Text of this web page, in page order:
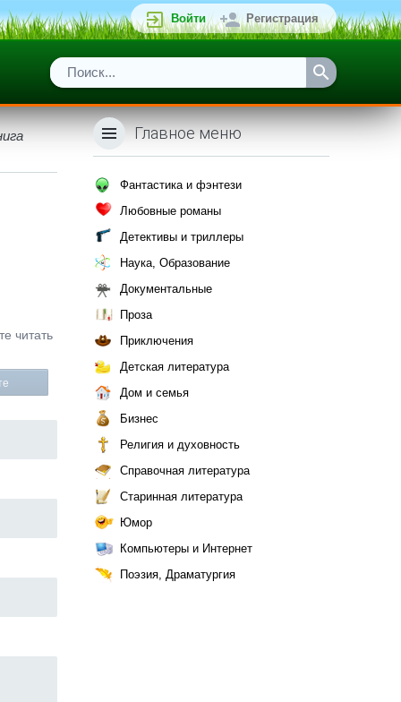
Войти Регистрация
читать
Главное меню
Фантастика и фэнтези
Любовные романы
Детективы и триллеры
Наука, Образование
Документальные
Проза
Приключения
Детская литература
Дом и семья
Бизнес
Религия и духовность
Справочная литература
Старинная литература
Юмор
Компьютеры и Интернет
Поэзия, Драматургия